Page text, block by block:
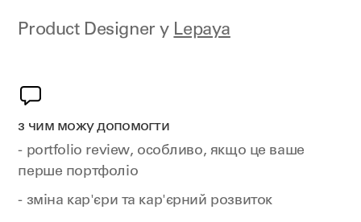
Product Designer у Lepaya
з чим можу допомогти
- portfolio review, особливо, якщо це ваше
перше портфоліо
- зміна кар'єри та кар'єрний розвиток